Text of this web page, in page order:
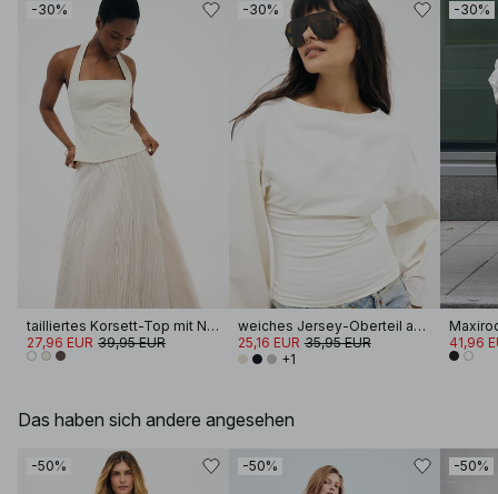
-30%
tailliertes Korsett-Top mit Neckholder
27,96 EUR 39,95 EUR
-30%
weiches Jersey-Oberteil aus Baumwolle mit weiten Ärmeln
25,16 EUR 35,95 EUR
+1
-30%
41,96
Das haben sich andere angesehen
-50% -50% -50%